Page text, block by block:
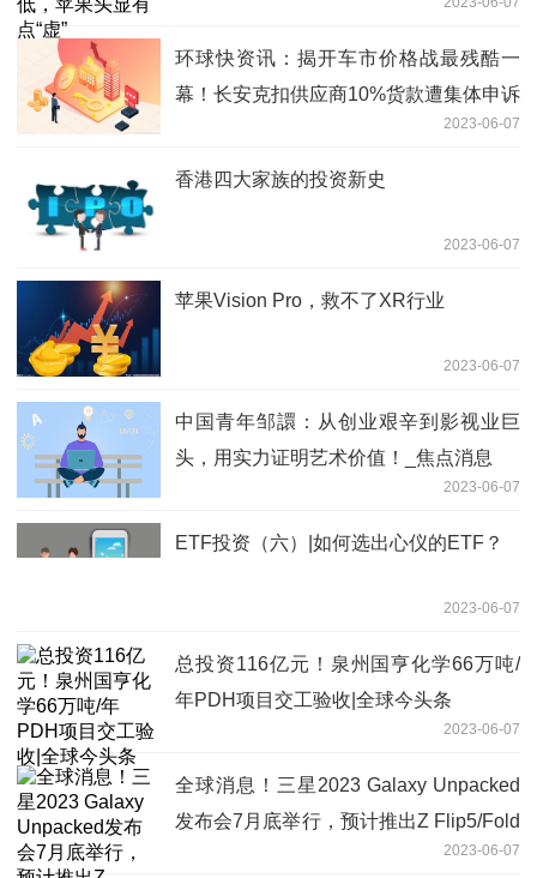
环球快资讯：揭开车市价格战最残酷一
幕！长安克扣供应商10%货款遭集体申诉
2023-06-07
香港四大家族的投资新史
2023-06-07
苹果Vision Pro，救不了XR行业
2023-06-07
中国青年邹譞：从创业艰辛到影视业巨
头，用实力证明艺术价值！_焦点消息
2023-06-07
ETF投资（六）|如何选出心仪的ETF？
2023-06-07
总投资116亿元！泉州国亨化学66万吨/
年PDH项目交工验收|全球今头条
2023-06-07
全球消息！三星2023 Galaxy Unpacked
发布会7月底举行，预计推出Z Flip5/Fold
2023-06-07